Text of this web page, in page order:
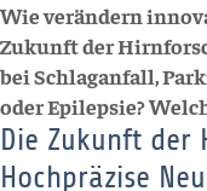
Wie verändern
Zukunft der
bei Schlaganfall,
oder Epilepsie?
Die Zukunft der
Hochpräzise